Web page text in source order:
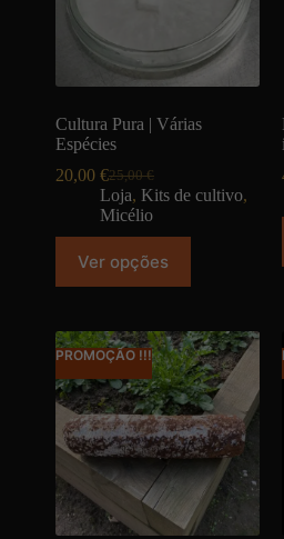
Cultura Pura | Várias
Espécies
25,00€
20,00 €
Loja, Kits de cultivo,
Micélio
Ver opções
PROMOÇÃO !!!